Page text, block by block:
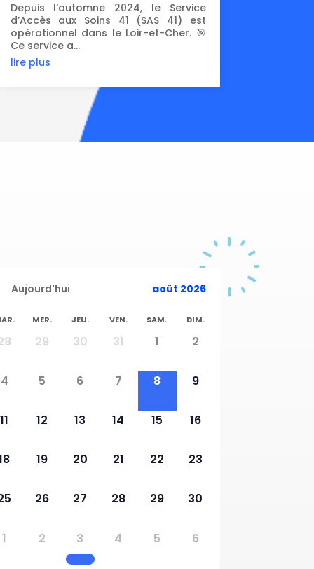
Depuis l’automne 2024, le Service
d’Accès aux Soins 41 (SAS 41) est
opérationnel dans le Loir-et-Cher. 🎯
Ce service a...
lire plus
Aujourd'hui août 2026
MER. JEU. VEN. SAM. DIM.
29 30 31 1 2
4 5 6 7 8 9
11 12 13 14 15 16
19 20 21 22 23
26 27 28 29 30
1 2 3 4 5 6